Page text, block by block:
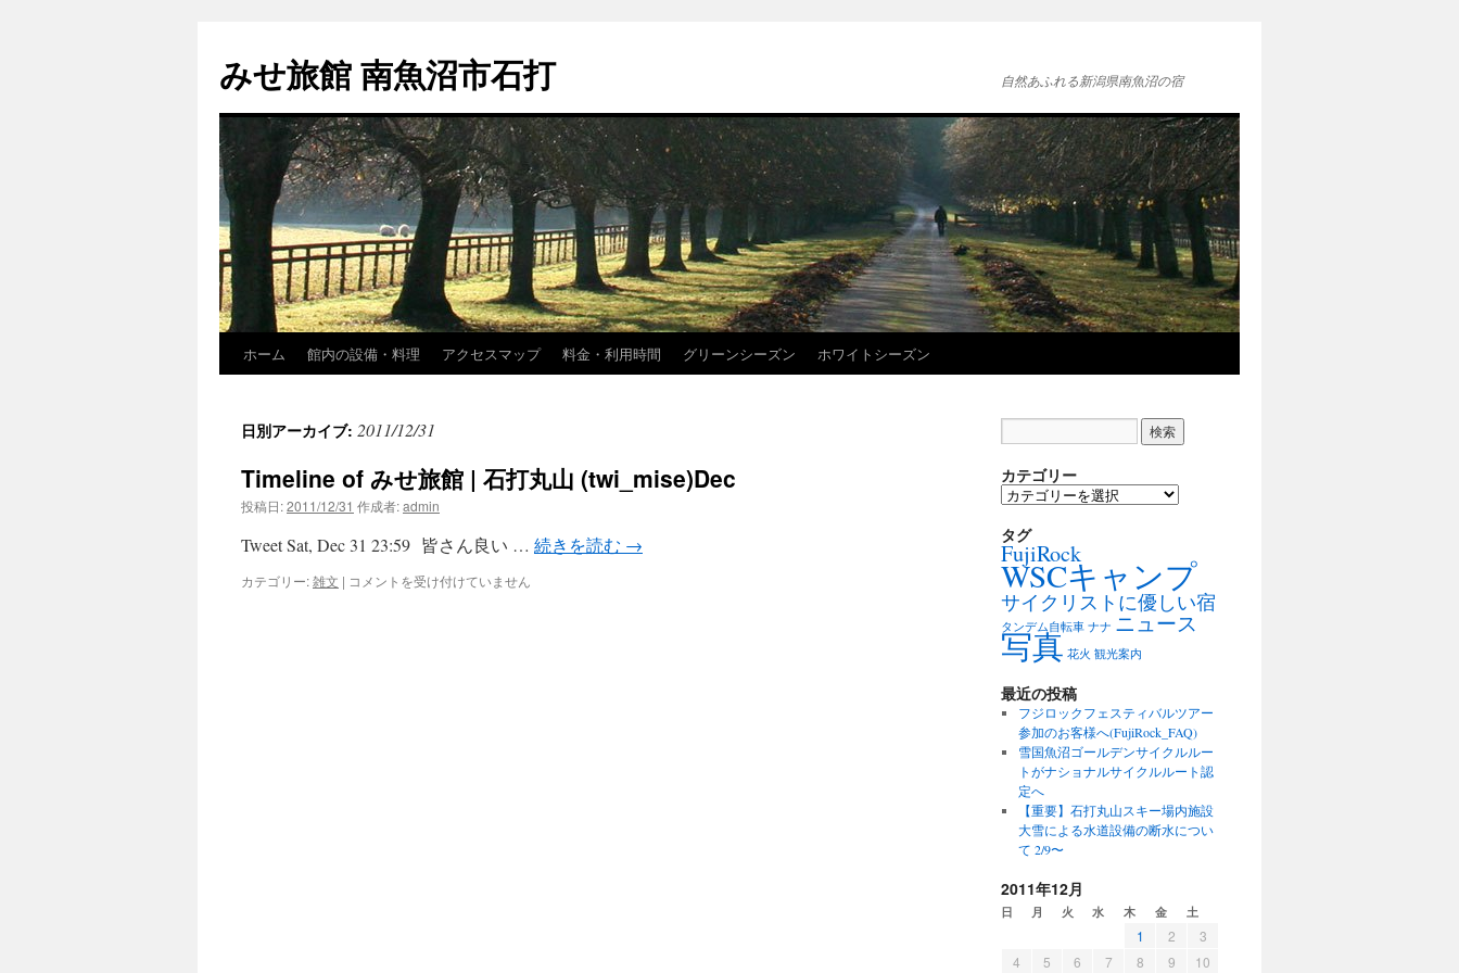
テ
ン
ス
キ
ッ
プ
みせ旅館 南魚沼市石打 自然あふれる新潟県南魚沼の宿
ホーム 館内の設備・料理 アクセスマップ 料金・利用時間 グリーンシーズン ホワイトシーズン
日別アーカイブ: 2011/12/31
Timeline of みせ旅館 | 石打丸山 (twi_mise)Dec
投稿日:2011/12/31 作成者:admin
Tweet Sat, Dec 31 23:59 皆さん良い … 続きを読む →
カテゴリー:雑文 | Timeline
コメントを受け付けていません
カテゴリー
カ
ゴ
リ
ー
タグ
FujiRock
WSCキャンプ
サイクリストに優しい宿
タンデム自転車 ナナ ニュース
写真 花火 観光案内
最近の投稿
フジロックフェスティバルツアー
参加のお客様へ(FujiRock_FAQ)
雪国魚沼ゴールデンサイクルルー
トがナショナルサイクルルート認
定へ
【重要】石打丸山スキー場内施設
大雪による水道設備の断水につい
て 2/9〜
2011年12月
日 月 火 水 木 金 土
1 2
3
4
5 6 7 8 9 10